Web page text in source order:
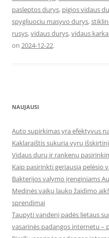
pasleptos durys, pigios vidaus
spygliuociu masyvo durys,
rusys,vidaus durys,vidaus
on 2024-12-22.
NAUJAUSI
Auto supirkimas yra efektyvus
Kaklaraištis sukuria vyrų
Vidaus durų ir rankenų
Kaip pasirinkti geriausią pelėsio
Bakterijos valymo įrenginiams
Medinės vaikų lauko žaidimo
sprendimai
Taupyti vandenį padės lietaus
vasarinės padangos internetu –